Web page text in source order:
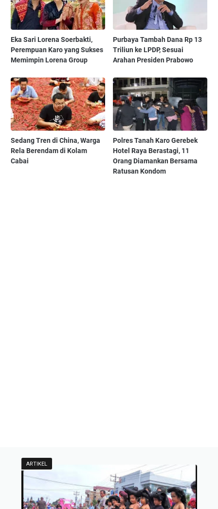
Eka Sari Lorena Soerbakti,
Perempuan Karo yang Sukses
Memimpin Lorena Group
Purbaya Tambah Dana Rp 13
Triliun ke LPDP, Sesuai
Arahan Presiden Prabowo
Sedang Tren di China, Warga
Rela Berendam di Kolam
Cabai
Polres Tanah Karo Gerebek
Hotel Raya Berastagi, 11
Orang Diamankan Bersama
Ratusan Kondom
ARTIKEL